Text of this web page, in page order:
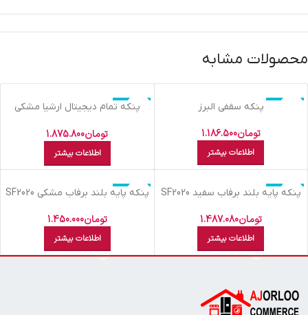
محصولات مشابه
پنکه سقفي البرز
تومان1.186.500
اطلاعات بیشتر
اتمام موجودی
پنکه تمام ديجيتال ارشيا مشکي
تومان1.875.800
اطلاعات بیشتر
اتمام موجودی
پنکه پايه بلند برفاب سفيد SF2020
تومان1.487.080
اطلاعات بیشتر
اتمام موجودی
پنکه پايه بلند برفاب مشکي SF2020
تومان1.450.000
اطلاعات بیشتر